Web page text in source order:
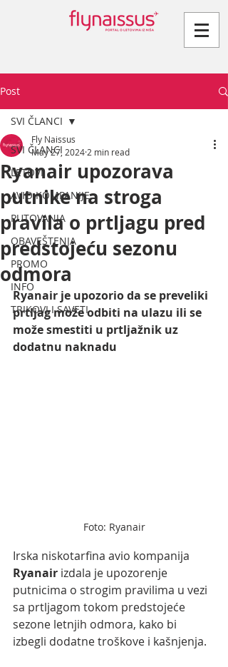
Post
SVI ČLANCI
LETOVI
AVIO KOMPANIJE
PUTOVANJA
OBAVEŠTENJA
PROMO
INFO
TRIKOVI I SAVETI
SVI ČLANCI
Ryanair upozorava
putnike na stroga
pravila o prtljagu pred
predstojeću sezonu
odmora
Fly Naissus
May 27, 2024 2 min read
Ryanair je upozorio da se preveliki
prtljag može odbiti na ulazu ili se
može smestiti u prtljažnik uz
dodatnu naknadu
Foto: Ryanair
Irska niskotarfina avio kompanija
Ryanair izdala je upozorenje
putnicima o strogim pravilima u vezi
sa prtljagom tokom predstojeće
sezone letnjih odmora, kako bi
izbegli dodatne troškove i kašnjenja.